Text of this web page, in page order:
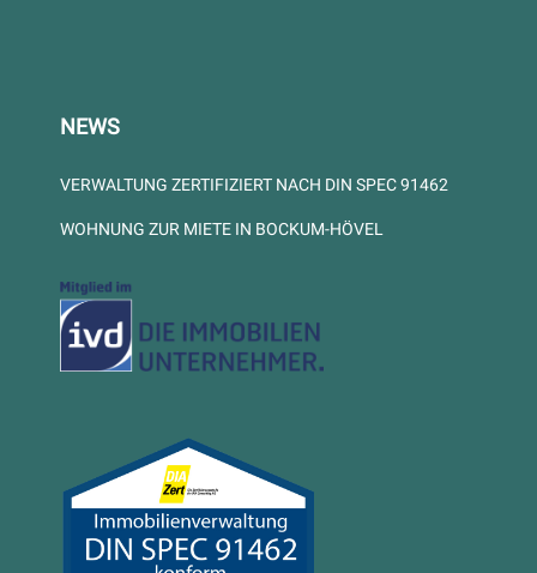
NEWS
VERWALTUNG ZERTIFIZIERT NACH DIN SPEC 91462
WOHNUNG ZUR MIETE IN BOCKUM-HÖVEL